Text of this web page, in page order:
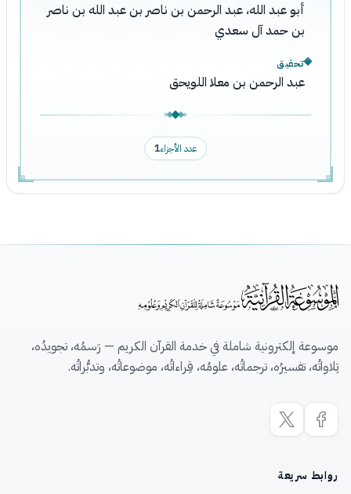
أبو عبد الله، عبد الرحمن بن ناصر بن عبد الله بن ناصر
بن حمد آل سعدي
تحقيق
عبد الرحمن بن معلا اللويحق
عدد الأجزاء1
موسوعة إلكترونية شاملة في خدمة القرآن الكريم — رَسمُه، تجويدُه،
تِلاواتُه، تفسيرُه، ترجماتُه، علومُه، قِراءاتُه، موضوعاتُه، وتدبُّراتُه.
روابط سريعة